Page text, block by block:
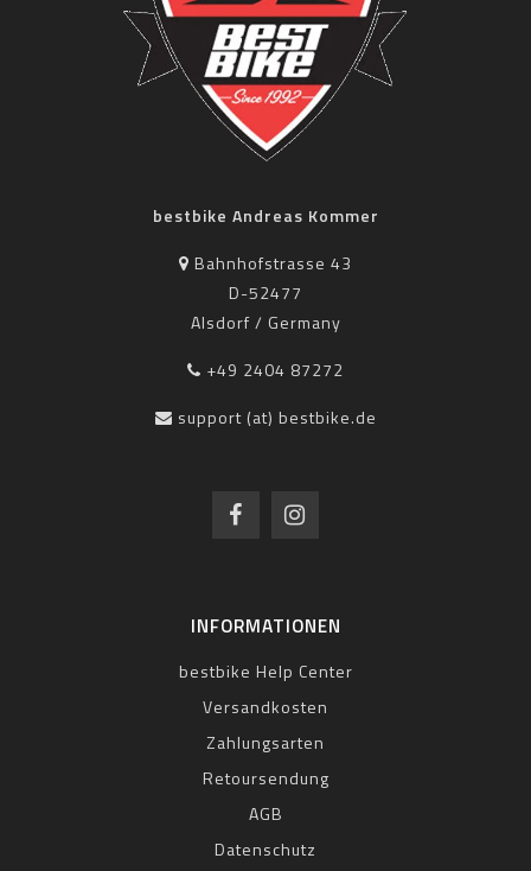
bestbike Andreas Kommer
Bahnhofstrasse 43
D-52477
Alsdorf / Germany
+49 2404 87272
support (at) bestbike.de
INFORMATIONEN
bestbike Help Center
Versandkosten
Zahlungsarten
Retoursendung
AGB
Datenschutz